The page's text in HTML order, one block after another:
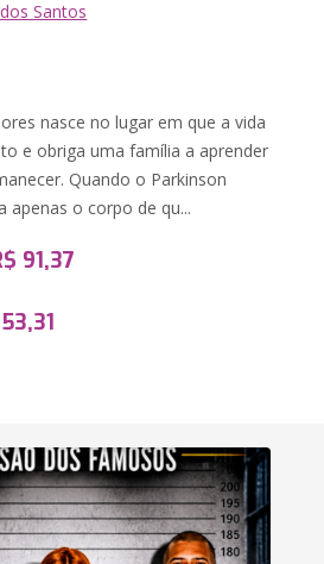
Santos
nasce no lugar em que a vida
e obriga uma família a aprender
Quando o Parkinson
apenas o corpo de qu...
91,37